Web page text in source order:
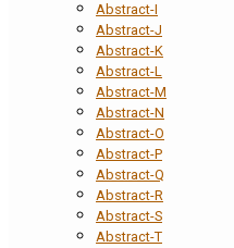
Abstract-I
Abstract-J
Abstract-K
Abstract-L
Abstract-M
Abstract-N
Abstract-O
Abstract-P
Abstract-Q
Abstract-R
Abstract-S
Abstract-T